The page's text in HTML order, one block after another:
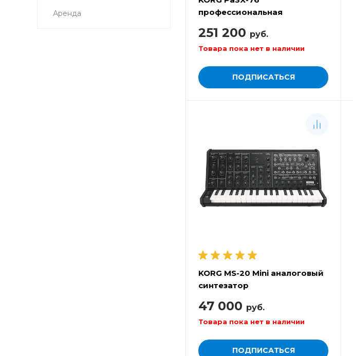
Аренда
профессиональная
251 200 руб.
Товара пока нет в наличии
ПОДПИСАТЬСЯ
KORG MS-20 Mini аналоговый
синтезатор
47 000 руб.
Товара пока нет в наличии
ПОДПИСАТЬСЯ